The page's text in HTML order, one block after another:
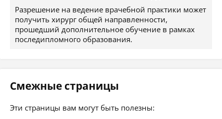
Разрешение на ведение врачебной практики может
получить хирург общей направленности,
прошедший дополнительное обучение в рамках
последипломного образования.
Смежные страницы
Эти страницы вам могут быть полезны: